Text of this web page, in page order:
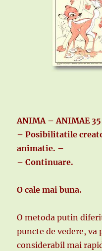
ANIMA – ANIMAE 35
– Posibilitatile
animatie. –
– Continuare.
O cale mai buna.
O metoda putin
puncte de vedere,
considerabil mai